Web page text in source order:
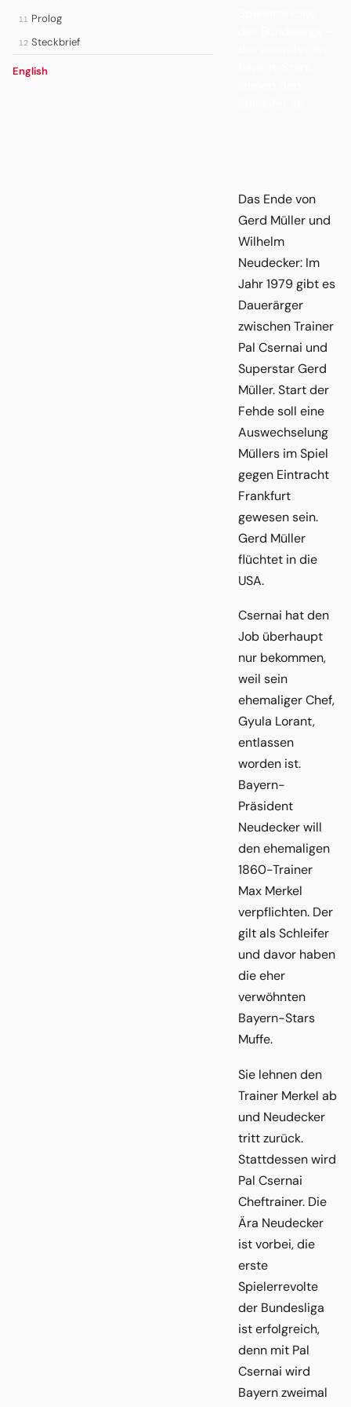
11 Prolog
12 Steckbrief
English
Das Ende von
Gerd Müller und
Wilhelm
Neudecker: Im
Jahr 1979 gibt es
Dauerärger
zwischen Trainer
Pal Csernai und
Superstar Gerd
Müller. Start der
Fehde soll eine
Auswechselung
Müllers im Spiel
gegen Eintracht
Frankfurt
gewesen sein.
Gerd Müller
flüchtet in die
USA.
Csernai hat den
Job überhaupt
nur bekommen,
weil sein
ehemaliger Chef,
Gyula Lorant,
entlassen
worden ist.
Bayern-
Präsident
Neudecker will
den ehemaligen
1860-Trainer
Max Merkel
verpflichten. Der
gilt als Schleifer
und davor haben
die eher
verwöhnten
Bayern-Stars
Muffe.
Sie lehnen den
Trainer Merkel ab
und Neudecker
tritt zurück.
Stattdessen wird
Pal Csernai
Cheftrainer. Die
Ära Neudecker
ist vorbei, die
erste
Spielerrevolte
der Bundesliga
ist erfolgreich,
denn mit Pal
Csernai wird
Bayern zweimal